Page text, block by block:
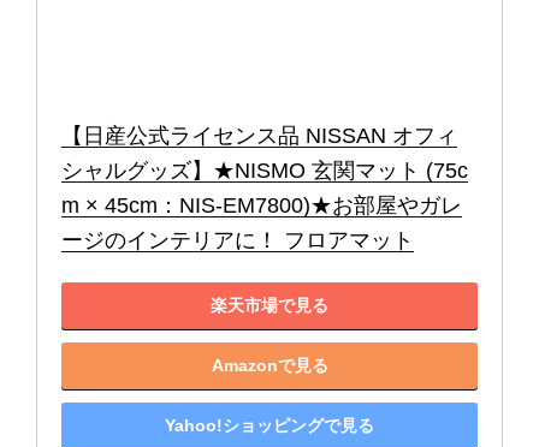
【日産公式ライセンス品 NISSAN オフィ
シャルグッズ】★NISMO 玄関マット (75c
m × 45cm：NIS-EM7800)★お部屋やガレ
ージのインテリアに！ フロアマット
楽天市場で見る
Amazonで見る
Yahoo!ショッピングで見る